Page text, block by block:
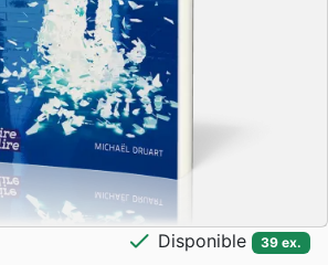
check Disponible 39 ex.